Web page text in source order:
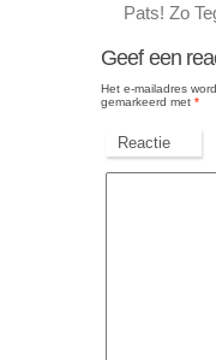
Pats! Zo
Geef een
Het e-mailadres
gemarkeerd met *
Reactie